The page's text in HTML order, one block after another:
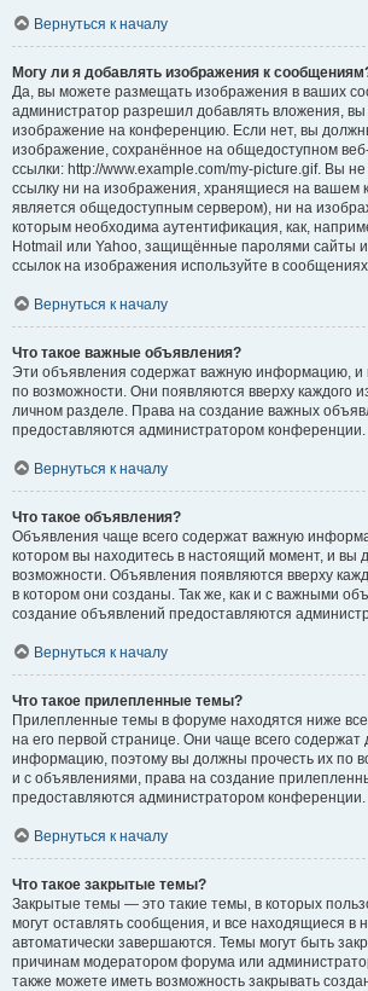
Вернуться к началу
Могу ли я добавлять изображения к
Да, вы можете размещать изображения в ваших
администратор разрешил добавлять вложения, вы
изображение на конференцию. Если нет, вы
изображение, сохранённое на общедоступном
ссылки: http://www.example.com/my-picture.gif. Вы
ссылку ни на изображения, хранящиеся на вашем
является общедоступным сервером), ни на
которым необходима аутентификация, как,
Hotmail или Yahoo, защищённые паролями сайты и
ссылок на изображения используйте в
Вернуться к началу
Что такое важные объявления?
Эти объявления содержат важную информацию, и
по возможности. Они появляются вверху каждого
личном разделе. Права на создание важных
предоставляются администратором конференции.
Вернуться к началу
Что такое объявления?
Объявления чаще всего содержат важную
котором вы находитесь в настоящий момент, и вы
возможности. Объявления появляются вверху
в котором они созданы. Так же, как и с важными
создание объявлений предоставляются
Вернуться к началу
Что такое прилепленные темы?
Прилепленные темы в форуме находятся ниже
на его первой странице. Они чаще всего содержат
информацию, поэтому вы должны прочесть их по
и с объявлениями, права на создание
предоставляются администратором конференции.
Вернуться к началу
Что такое закрытые темы?
Закрытые темы — это такие темы, в которых
могут оставлять сообщения, и все находящиеся в
автоматически завершаются. Темы могут быть
причинам модератором форума или
также можете иметь возможность закрывать